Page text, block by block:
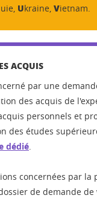
Ukraine, Vietnam.
ACQUIS
par une
des acquis de
personnels et
des études
dédié.
concernées par la
de demande